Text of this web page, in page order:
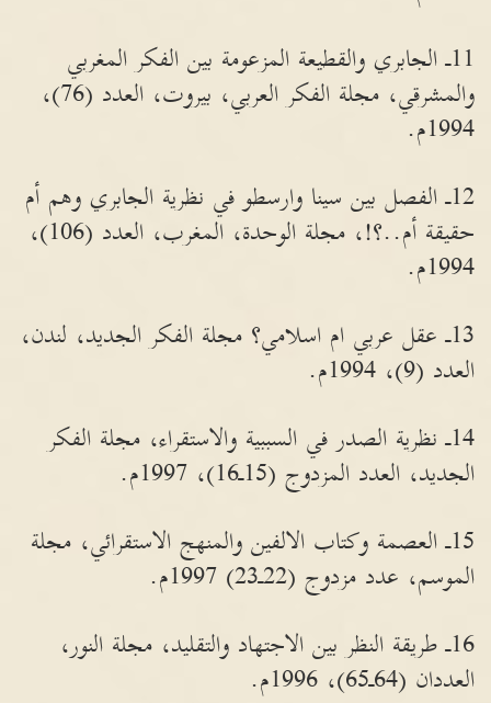
11ـ الجابري والقطيعة المزعومة بين الفكر المغربي
والمشرقي، مجلة الفكر العربي، بيروت، العدد (76)،
1994م.
12ـ الفصل بين سينا وارسطو في نظرية الجابري وهم أم
حقيقة أم..؟!، مجلة الوحدة، المغرب، العدد (106)،
1994م.
13ـ عقل عربي ام اسلامي؟ مجلة الفكر الجديد، لندن،
العدد (9)، 1994م.
14ـ نظرية الصدر في السببية والاستقراء، مجلة الفكر
الجديد، العدد المزدوج (15ـ16)، 1997م.
15ـ العصمة وكتاب الالفين والمنهج الاستقرائي، مجلة
الموسم، عدد مزدوج (22ـ23) 1997م.
16ـ طريقة النظر بين الاجتهاد والتقليد، مجلة النور،
العددان (64ـ65)، 1996م.